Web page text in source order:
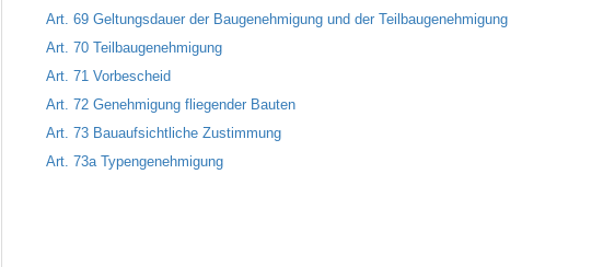
Art. 69 Geltungsdauer der Baugenehmigung und der Teilbaugenehmigung
Art. 70 Teilbaugenehmigung
Art. 71 Vorbescheid
Art. 72 Genehmigung fliegender Bauten
Art. 73 Bauaufsichtliche Zustimmung
Art. 73a Typengenehmigung